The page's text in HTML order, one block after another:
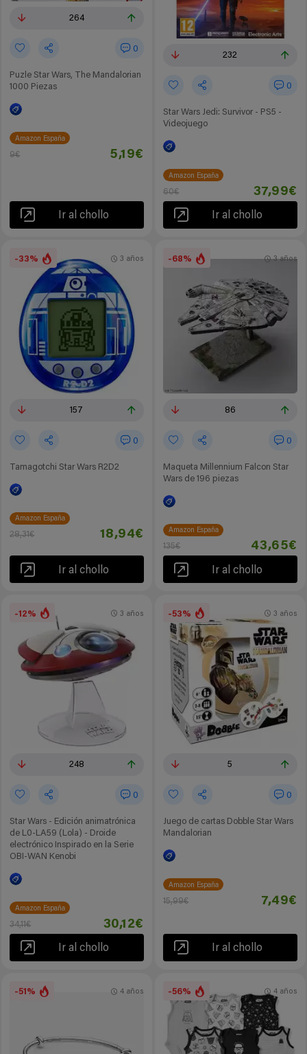
264
0
Puzle Star Wars, The Mandalorian
1000 Piezas
Amazon España
9€ 5,19€
Ir al chollo
232
0
Star Wars Jedi: Survivor - PS5 -
Videojuego
Amazon España
60€ 37,99€
Ir al chollo
-33%
157
0
Tamagotchi Star Wars R2D2
3 años
Amazon España
28,31€ 18,94€
Ir al chollo
-68%
86
0
Maqueta Millennium Falcon Star
Wars de 196 piezas
3 años
Amazon España
135€ 43,65€
Ir al chollo
-12%
248
0
Star Wars - Edición animatrónica
de L0-LA59 (Lola) - Droide
electrónico Inspirado en la Serie
OBI-WAN Kenobi
3 años
Amazon España
34,11€ 30,12€
Ir al chollo
-53%
5
0
Juego de cartas Dobble Star Wars
Mandalorian
3 años
Amazon España
15,99€ 7,49€
Ir al chollo
-51% 4 años -56% 4 años